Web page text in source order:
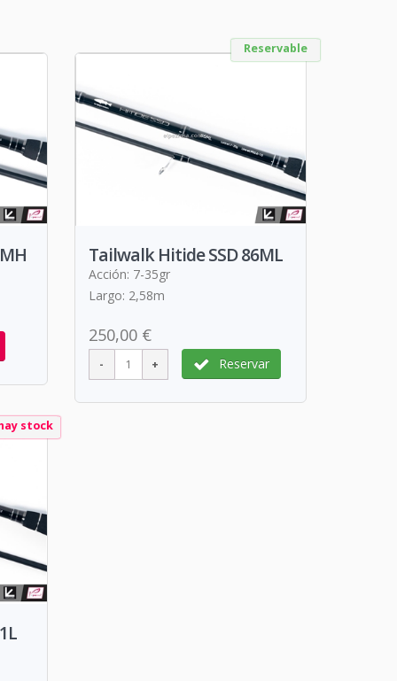
Reservable
Tailwalk Hitide SSD 86ML
Acción: 7-35gr
Largo: 2,58m
250,00 €
Reservar
stock